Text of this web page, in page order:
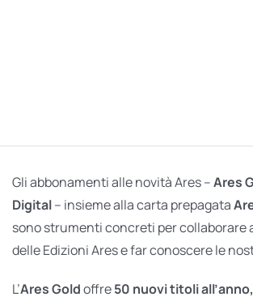
Gli abbonamenti alle novità Ares –Ares
Digital– insieme alla carta prepagata
sono strumenti concreti per collaborare
delle Edizioni Ares e far conoscere le
L’Ares Goldoffre50 nuovi titoli all’anno,